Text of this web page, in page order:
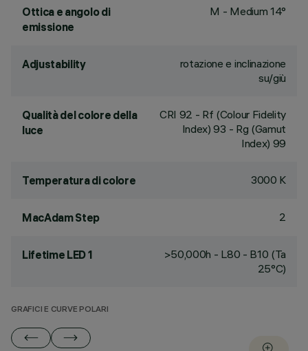
Ottica e angolo di
emissione
M - Medium 14°
Adjustability
rotazione e inclinazione
su/giù
Qualità del colore della
luce
CRI 92 - Rf (Colour Fidelity
Index) 93 - Rg (Gamut
Index) 99
Temperatura di colore 3000 K
MacAdam Step 2
Lifetime LED 1
>50,000h - L80 - B10 (Ta
25°C)
GRAFICI E CURVE POLARI